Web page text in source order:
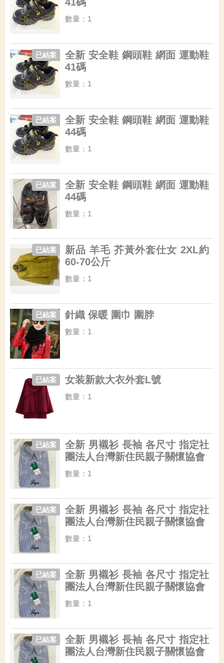
數量：1
全新 安全鞋 鋼頭鞋 網面 運動鞋
41碼
已結案
數量：1
全新 安全鞋 鋼頭鞋 網面 運動鞋
44碼
已結案
數量：1
全新 安全鞋 鋼頭鞋 網面 運動鞋
44碼
已結案
數量：1
新品 羊毛 芥黃外套仕女 2XL約
60-70公斤
已結案
數量：1
針織 保暖 圍巾 圍脖
已結案
數量：1
女装新款大衣外套L號
已結案
數量：1
全新 男襯衫 長袖 各尺寸 指定社
團法人台灣新住民親子關懷協會
已結案
數量：1
全新 男襯衫 長袖 各尺寸 指定社
團法人台灣新住民親子關懷協會
已結案
數量：1
全新 男襯衫 長袖 各尺寸 指定社
團法人台灣新住民親子關懷協會
已結案
數量：1
全新 男襯衫 長袖 各尺寸 指定社
團法人台灣新住民親子關懷協會
已結案